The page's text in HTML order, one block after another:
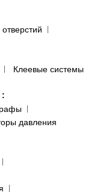
Клеевые системы
:
давления